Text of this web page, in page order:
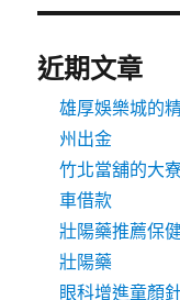
近期文章
雄厚娛樂城的
州出金
竹北當舖的大
車借款
壯陽藥推薦保
壯陽藥
眼科增進童顏